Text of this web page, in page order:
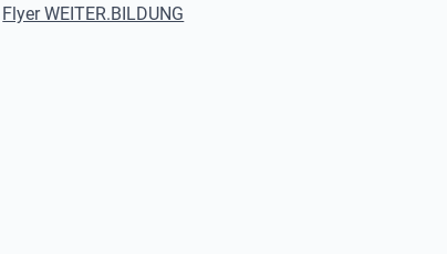
Flyer WEITER.BILDUNG